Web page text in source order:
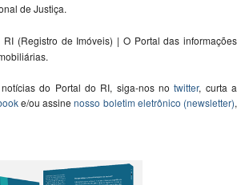
de Justiça.
RI (Registro de Imóveis) | O Portal das informações
do Portal do RI, siga-nos notwitter, curta a
e/ou assinenosso boletim eletrônico (newsletter),